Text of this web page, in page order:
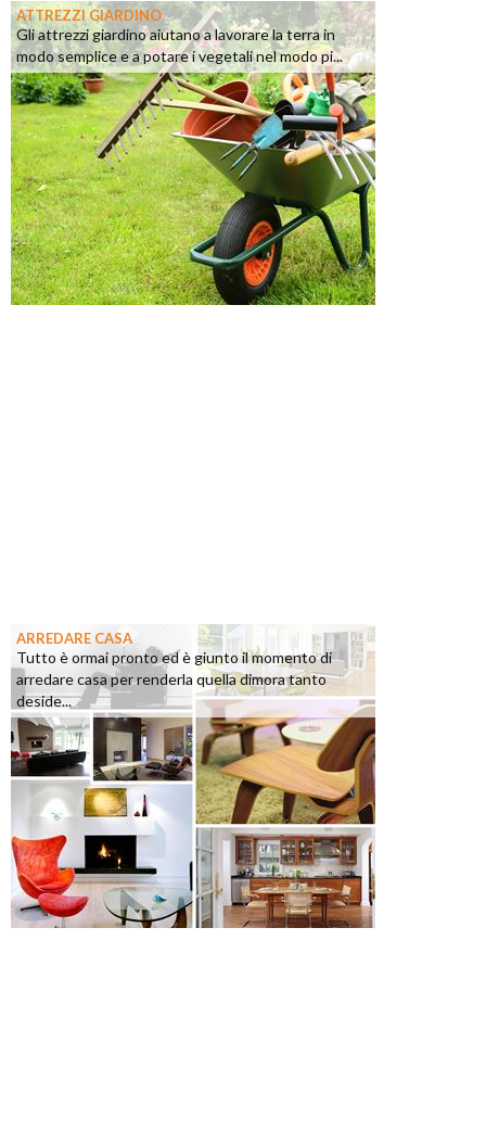
ATTREZZI GIARDINO
Gli attrezzi giardino aiutano a lavorare la terra in
modo semplice e a potare i vegetali nel modo pi...
ARREDARE CASA
Tutto è ormai pronto ed è giunto il momento di
arredare casa per renderla quella dimora tanto
deside...